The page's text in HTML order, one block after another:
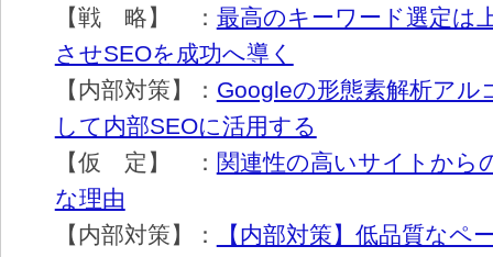
【戦 略】 ： 最高のキーワード選定は
させSEOを成功へ導く
【内部対策】： Googleの形態素解析アル
して内部SEOに活用する
【仮 定】 ： 関連性の高いサイトから
な理由
【内部対策】：
【内部対策】低品質なペ